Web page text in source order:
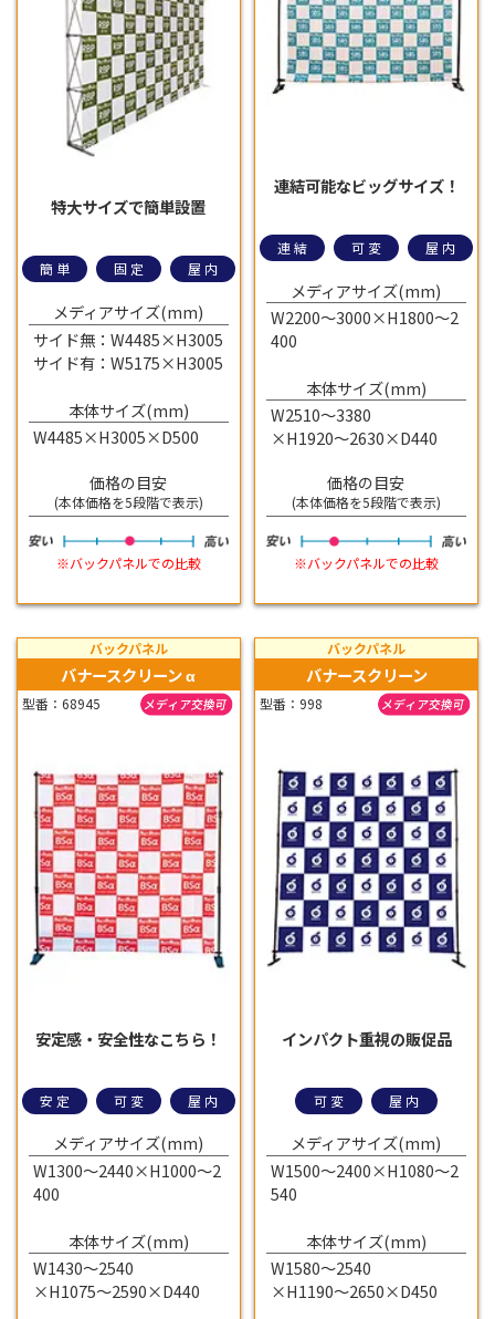
特大サイズで簡単設置
簡単 固定 屋内
メディアサイズ(mm)
サイド無：W4485×H3005
サイド有：W5175×H3005
本体サイズ(mm)
W4485×H3005×D500
価格の目安
(本体価格を5段階で表示)
※バックパネルでの比較
連結可能なビッグサイズ！
連結 可変 屋内
メディアサイズ(mm)
W2200～3000×H1800～2
400
本体サイズ(mm)
W2510～3380
×H1920～2630×D440
価格の目安
(本体価格を5段階で表示)
※バックパネルでの比較
バックパネル
バナースクリーン α
型番：68945
安定感・安全性なこちら！
安定 可変 屋内
メディアサイズ(mm)
W1300～2440×H1000～2
400
本体サイズ(mm)
W1430～2540
×H1075～2590×D440
バックパネル
バナースクリーン
型番：998
インパクト重視の販促品
可変 屋内
メディアサイズ(mm)
W1500～2400×H1080～2
540
本体サイズ(mm)
W1580～2540
×H1190～2650×D450